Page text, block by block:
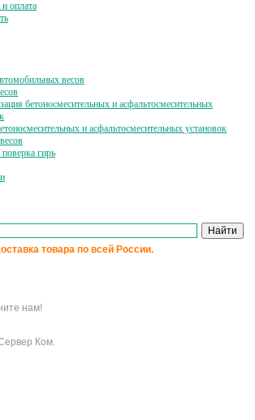
оплата
весов
бетоносмесительных и асфальтосмесительных
и асфальтосмесительных установок
гирь
товара по всей России.
нам!
Ком.